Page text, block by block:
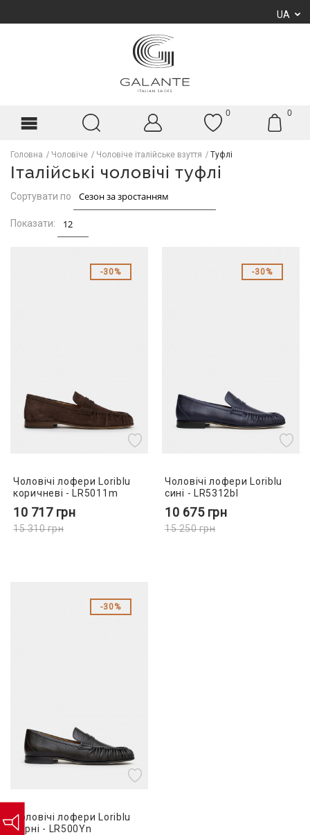
UA
0 0
Головна Чоловіче Чоловіче італійське взуття Туфлі
Італійські чоловічі туфлі
Сортувати по
Показати:
30%
Чоловічі лофери Loriblu
коричневі - LR5011m
10 717 грн
15 310грн
30%
Чоловічі лофери Loriblu
сині - LR5312bl
10 675 грн
15 250грн
30%
Чоловічі лофери Loriblu
чорні - LR500Yn